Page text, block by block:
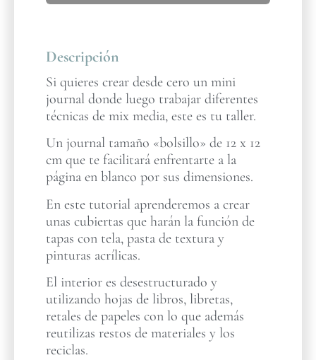
Descripción
Si quieres crear desde cero un mini
journal donde luego trabajar diferentes
técnicas de mix media, este es tu taller.
Un journal tamaño «bolsillo» de 12 x 12
cm que te facilitará enfrentarte a la
página en blanco por sus dimensiones.
En este tutorial aprenderemos a crear
unas cubiertas que harán la función de
tapas con tela, pasta de textura y
pinturas acrílicas.
El interior es desestructurado y
utilizando hojas de libros, libretas,
retales de papeles con lo que además
reutilizas restos de materiales y los
reciclas.